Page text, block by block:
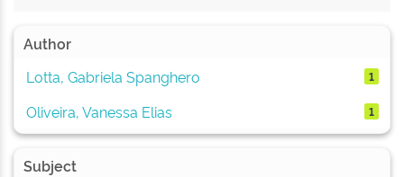
Author
Lotta, Gabriela Spanghero
1
Oliveira, Vanessa Elias 1
Subject